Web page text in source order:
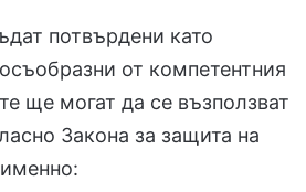
потвърдени като
от компетентния
ще могат да се възползват
Закона за защита на